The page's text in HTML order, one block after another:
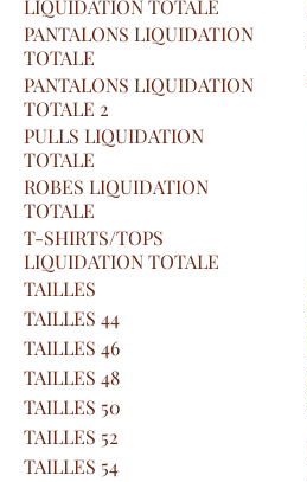
LIQUIDATION TOTALE
PANTALONS LIQUIDATION
TOTALE
PANTALONS LIQUIDATION
TOTALE 2
PULLS LIQUIDATION
TOTALE
ROBES LIQUIDATION
TOTALE
T-SHIRTS/TOPS
LIQUIDATION TOTALE
TAILLES
TAILLES 44
TAILLES 46
TAILLES 48
TAILLES 50
TAILLES 52
TAILLES 54